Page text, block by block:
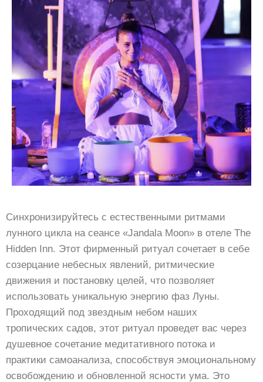
Синхронизируйтесь с естественными ритмами
лунного цикла на сеансе «Jandala Moon» в отеле The
Hidden Inn. Этот фирменный ритуал сочетает в себе
созерцание небесных явлений, ритмические
движения и постановку целей, что позволяет
использовать уникальную энергию фаз Луны.
Проходящий под звездным небом наших
тропических садов, этот ритуал проведет вас через
душевное сочетание медитативного потока и
практики самоанализа, способствуя эмоциональному
освобождению и обновленной ясности ума. Это